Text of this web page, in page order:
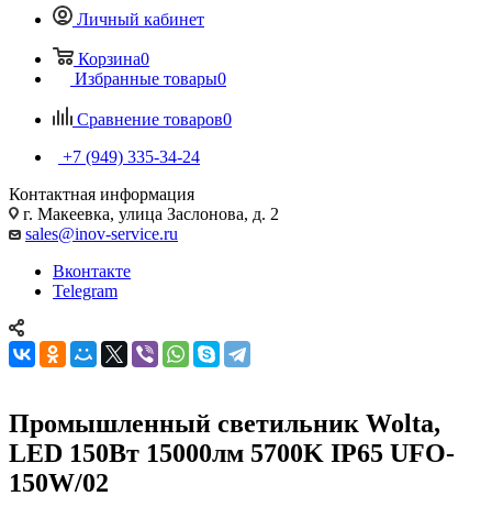
Личный кабинет
Корзина0
Избранные товары0
Сравнение товаров0
+7 (949) 335-34-24
Контактная информация
г. Макеевка, улица Заслонова, д. 2
sales@inov-service.ru
Вконтакте
Telegram
Промышленный светильник Wolta,
LED 150Вт 15000лм 5700K IP65 UFO-
150W/02